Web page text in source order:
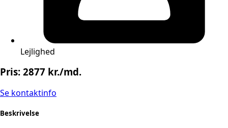
Lejlighed
Pris: 2877 kr./md.
Se kontaktinfo
Beskrivelse